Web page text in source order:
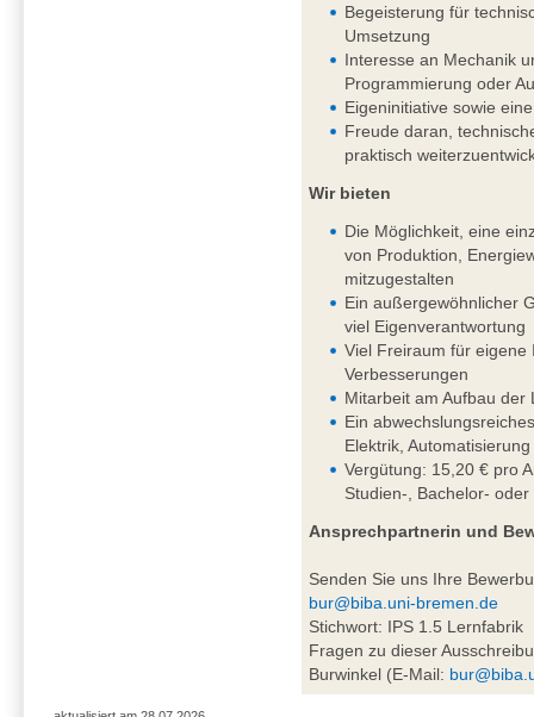
Begeisterung für
Umsetzung
Interesse an Mechanik
Programmierung oder
Eigeninitiative sowie
Freude daran,
praktisch
Wir bieten
Die Möglichkeit, eine
von Produktion,
mitzugestalten
Ein außergewöhnlicher
viel Eigenverantwortung
Viel Freiraum für eigene
Verbesserungen
Mitarbeit am Aufbau der
Ein
Elektrik,
Vergütung: 15,20 € pro
Studien-, Bachelor-
Ansprechpartnerin und
Senden Sie uns Ihre
bur@biba.uni-bremen.de
Stichwort: IPS 1.5 Lernfabrik
Fragen zu dieser
Burwinkel (E-Mail: